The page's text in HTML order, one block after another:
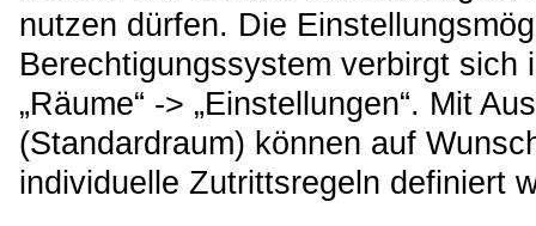
nutzen dürfen. Die
Berechtigungssystem verbirgt sich
„Räume“ -> „Einstellungen“. Mit
(Standardraum) können auf
individuelle Zutrittsregeln definiert